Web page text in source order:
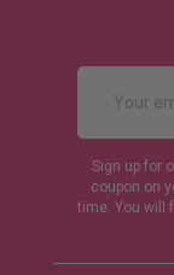
Sign up for
coupon on
time. You will